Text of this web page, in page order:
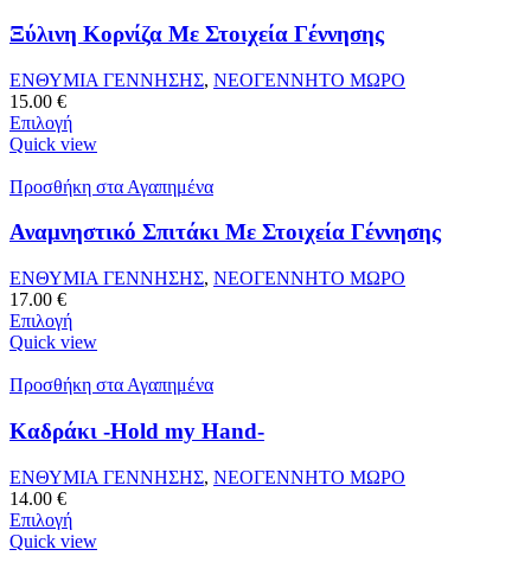
Ξύλινη Κορνίζα Με Στοιχεία Γέννησης
ΕΝΘΥΜΙΑ ΓΕΝΝΗΣΗΣ, ΝΕΟΓΕΝΝΗΤΟ ΜΩΡΟ
15.00 €
Επιλογή
Quick view
Προσθήκη στα Αγαπημένα
Αναμνηστικό Σπιτάκι Με Στοιχεία Γέννησης
ΕΝΘΥΜΙΑ ΓΕΝΝΗΣΗΣ, ΝΕΟΓΕΝΝΗΤΟ ΜΩΡΟ
17.00 €
Επιλογή
Quick view
Προσθήκη στα Αγαπημένα
Καδράκι -Hold my Hand-
ΕΝΘΥΜΙΑ ΓΕΝΝΗΣΗΣ, ΝΕΟΓΕΝΝΗΤΟ ΜΩΡΟ
14.00 €
Επιλογή
Quick view